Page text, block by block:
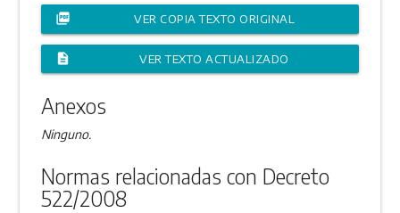
picture_as_pdf VER COPIA TEXTO ORIGINAL
description VER TEXTO ACTUALIZADO
Anexos
Ninguno.
Normas relacionadas con Decreto
522/2008